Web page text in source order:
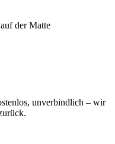
der Matte
unverbindlich – wir